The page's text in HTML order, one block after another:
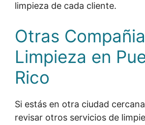
limpieza de cada cliente.
Otras
Limpieza en
Rico
Si estás en otra ciudad
revisar otros servicios de